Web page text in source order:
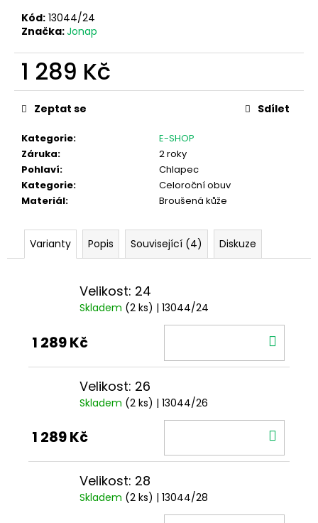
Kód: 13044/24
Značka:Jonap
1 289 Kč
Měrná
cena:
Kategorie:
E-SHOP
Záruka:
2 roky
Pohlaví:
Chlapec
Kategorie:
Celoroční obuv
Materiál: Broušená kůže
Zeptat se Sdílet
Varianty Popis Související (4) Diskuze
Velikost: 24
Skladem (2 ks) | 13044/24
1 289 Kč
Velikost: 26
Skladem (2 ks) | 13044/26
1 289 Kč
Velikost: 28
Skladem (2 ks) | 13044/28